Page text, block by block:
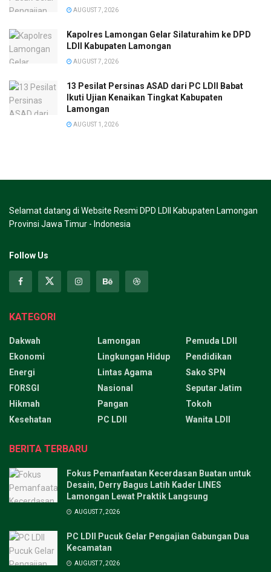
AUGUST 7, 2026
Kapolres Lamongan Gelar Silaturahim ke DPD
LDII Kabupaten Lamongan
AUGUST 7, 2026
13 Pesilat Persinas ASAD dari PC LDII Babat
Ikuti Ujian Kenaikan Tingkat Kabupaten
Lamongan
AUGUST 1, 2026
Selamat datang di Website Resmi DPD LDII Kabupaten Lamongan
Provinsi Jawa Timur - Indonesia
Follow Us
KATEGORI
Dakwah
Ekonomi
Energi
FORSGI
Hikmah
Kesehatan
Lamongan
Lingkungan Hidup
Lintas Agama
Nasional
Pangan
PC LDII
Pemuda LDII
Pendidikan
Sako SPN
Seputar Jatim
Tokoh
Wanita LDII
BERITA TERBARU
Fokus Pemanfaatan Kecerdasan Buatan untuk
Desain, Derry Bagus Latih Kader LINES
Lamongan Lewat Praktik Langsung
AUGUST 7, 2026
PC LDII Pucuk Gelar Pengajian Gabungan Dua
Kecamatan
AUGUST 7, 2026